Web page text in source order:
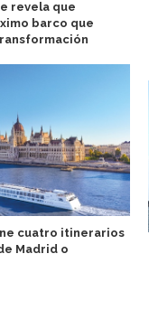
revela que
barco que
cuatro itinerarios
Madrid o